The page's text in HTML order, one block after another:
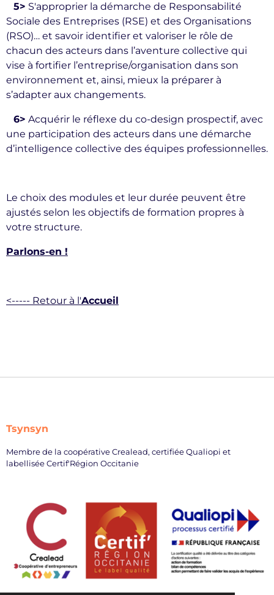
5> S'approprier la démarche de Responsabilité
Sociale des Entreprises (RSE) et des Organisations
(RSO)… et savoir identifier et valoriser le rôle de
chacun des acteurs dans l’aventure collective qui
vise à fortifier l’entreprise/organisation dans son
environnement et, ainsi, mieux la préparer à
s’adapter aux changements.
6> Acquérir le réflexe du co-design prospectif, avec
une participation des acteurs dans une démarche
d’intelligence collective des équipes professionnelles.
Le choix des modules et leur durée peuvent être
ajustés selon les objectifs de formation propres à
votre structure.
Parlons-en !
<----- Retour à l'Accueil
Tsynsyn
Membre de la coopérative Crealead, certifiée Qualiopi et
labellisée Certif'Région Occitanie